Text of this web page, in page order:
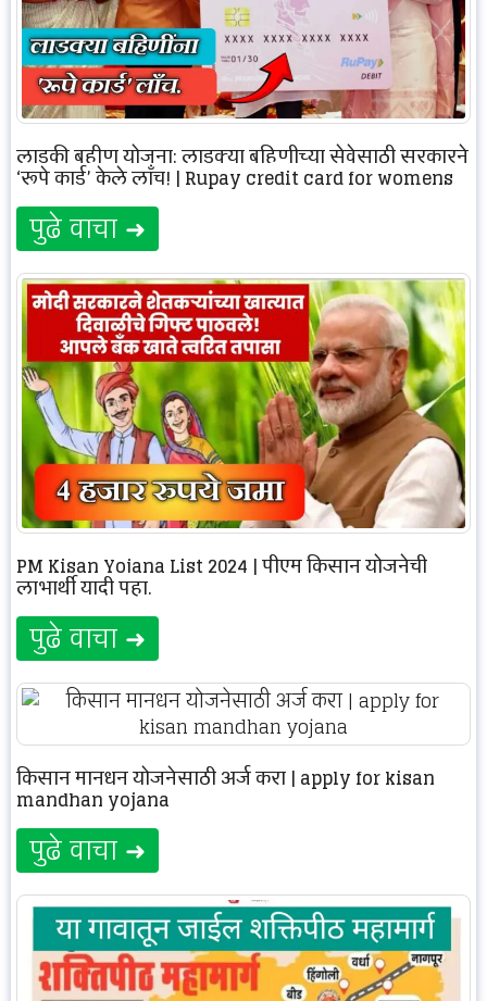
लाडकी बहीण योजना: लाडक्या बहिणीच्या सेवेसाठी सरकारने
‘रूपे कार्ड’ केले लाँच! | Rupay credit card for womens
पुढे वाचा ➜
PM Kisan Yojana List 2024 | पीएम किसान योजनेची
लाभार्थी यादी पहा.
पुढे वाचा ➜
किसान मानधन योजनेसाठी अर्ज करा | apply for kisan
mandhan yojana
पुढे वाचा ➜